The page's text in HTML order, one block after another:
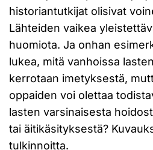
historiantutkijat olisivat
Lähteiden vaikea
huomiota. Ja onhan
lukea, mitä vanhoissa
kerrotaan imetyksestä,
oppaiden voi olettaa
lasten varsinaisesta
tai äitikäsityksestä?
tulkinnoitta.